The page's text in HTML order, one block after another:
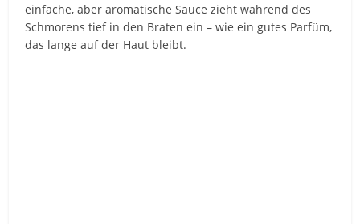
einfache, aber aromatische Sauce zieht während des
Schmorens tief in den Braten ein – wie ein gutes Parfüm,
das lange auf der Haut bleibt.